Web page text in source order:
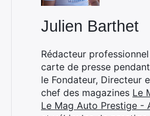
Julien Barthet
Rédacteur
carte de presse
le Fondateur, Directeur
chef des magazines Le
Le Mag Auto Prestige -